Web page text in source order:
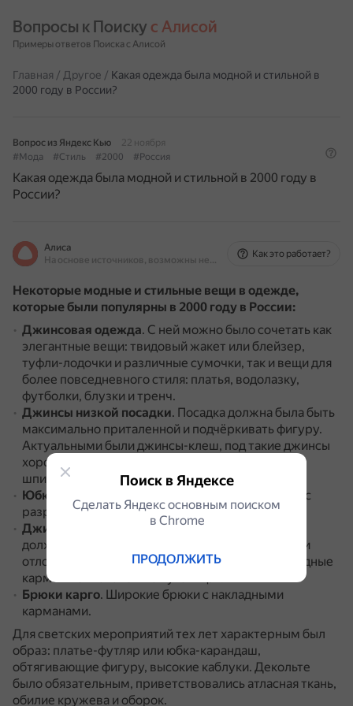
Вопросы к Поиску с Алисой
Примеры ответов Поиска с Алисой
Главная / Другое / Какая одежда была модной и стильной в
2000 году в России?
Вопрос из Яндекс Кью
22 ноября
#Мода
#Стиль #2000 #Россия
Какая одежда была модной и стильной в 2000 году в
России?
Алиса
На основе источников, возможны неточности
Как это работает?
Некоторые модные и стильные вещи в одежде,
которые были популярны в 2000 году в России:
Джинсовая одежда. С ней можно было сочетать как
элегантные вещи: твидовый жакет или блейзер,
туфли-лодочки и различные сумочки, так и вещи для
более повседневного стиля: платья, водолазку,
футболки, блузки и тренч.
Джинсы низкой посадки. Посадка должна была быть
максимально приталенной и подчёркивать фигуру.
Актуальными были джинсы-клеш, под такие джинсы
хорошо смотрелась обувь на платформе или на
шпильках с острым носом.
Юбки с разрезами
Стильными считались юбки с
разрезами не только по бокам, но и спереди.
Джинсовые куртки прямого силуэта
должно было иметь длинный рукав на манжете и
отложной воротник, спереди — застёжку, накладные
карманы с клапаном на пуговицах.
Брюки карго. Широкие брюки с накладными
карманами.
Для светских мероприятий тех лет характерным был
образ: платье-футляр или юбка-карандаш,
обтягивающие фигуру, высокие каблуки. Декольте
было обязательным, приветствовались атласная ткань,
обилие кружева и оборок.
Поиск в Яндексе
Сделать Яндекс основным поиском
в Сhrome
ПРОДОЛЖИТЬ